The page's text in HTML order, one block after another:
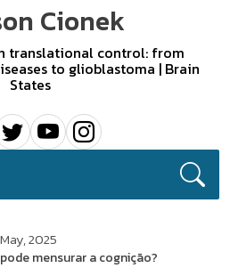
Cionek
translational control: from
to glioblastoma | Brain
States
2025
mensurar a cognição?